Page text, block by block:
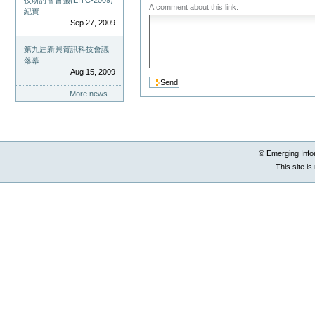
紀實
Sep 27, 2009
第九屆新興資訊科技會議
落幕
Aug 15, 2009
More news…
A comment about this link.
© Emerging
This site is